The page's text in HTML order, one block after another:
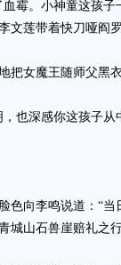
。小神童这孩子
莲带着快刀哑阎
女魔王随师父黑
深感你这孩子从
向李鸣说道：“当
山石兽崖赔礼之